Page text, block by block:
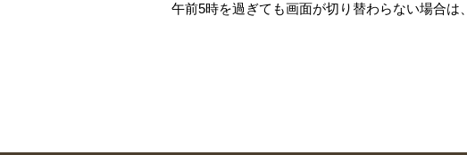
午前5時を過ぎても画面が切り替わらない場合は、